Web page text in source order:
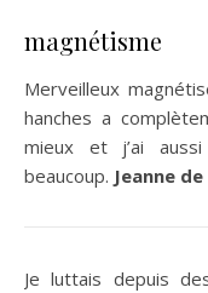
magnétisme
Merveilleux
hanches a
mieux et j’ai
beaucoup. Jeanne de
Je luttais depuis